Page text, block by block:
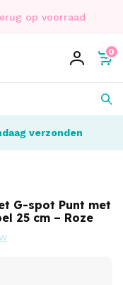
op voorraad
0
verzonden
G-spot Punt met
25 cm – Roze